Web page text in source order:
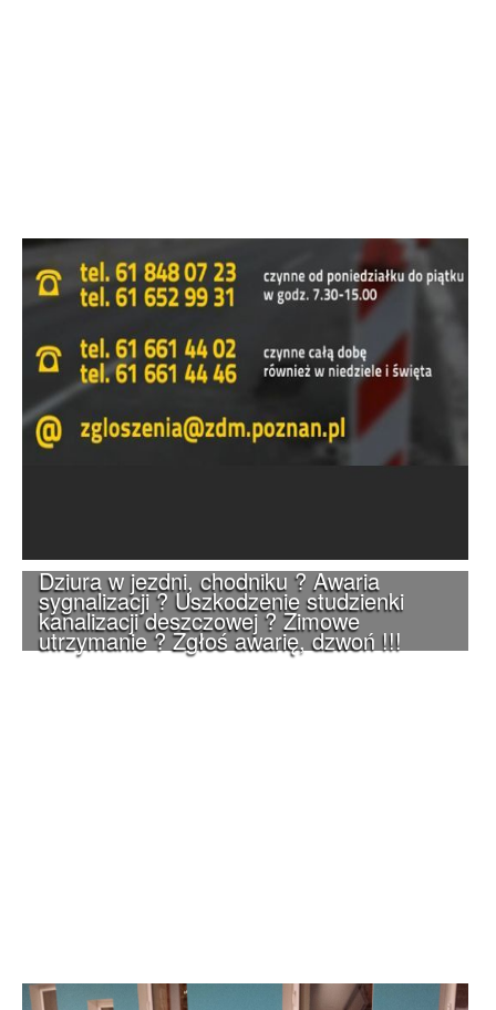
Dziura w jezdni, chodniku ? Awaria
sygnalizacji ? Uszkodzenie studzienki
kanalizacji deszczowej ? Zimowe
utrzymanie ? Zgłoś awarię, dzwoń !!!